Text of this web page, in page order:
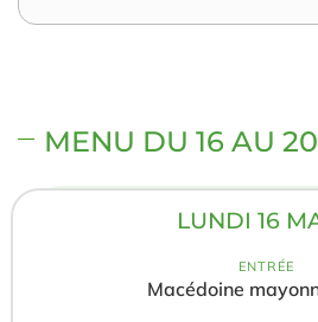
MENU DU 16 AU
LUNDI 16
ENTRÉE
Macédoine